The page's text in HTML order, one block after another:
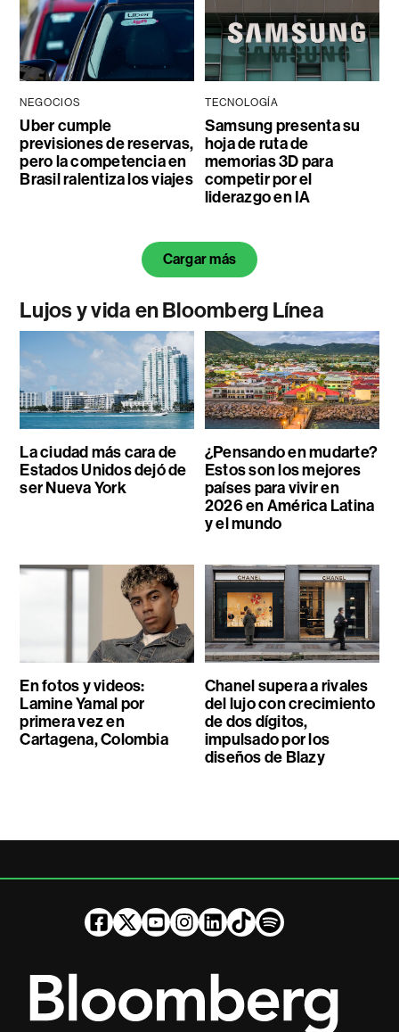
NEGOCIOS
Uber cumple
previsiones de reservas,
pero la competencia en
Brasil ralentiza los viajes
TECNOLOGÍA
Samsung presenta su
hoja de ruta de
memorias 3D para
competir por el
liderazgo en IA
Cargar más
Lujos y vida en Bloomberg Línea
La ciudad más cara de
Estados Unidos dejó de
ser Nueva York
¿Pensando en mudarte?
Estos son los mejores
países para vivir en
2026 en América Latina
y el mundo
En fotos y videos:
Lamine Yamal por
primera vez en
Cartagena, Colombia
Chanel supera a rivales
del lujo con crecimiento
de dos dígitos,
impulsado por los
diseños de Blazy